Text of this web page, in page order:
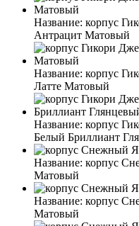
Название: корпус
Антрацит Матовый
Название: корпус
Латте Матовый
Название: корпус
Белый Бриллиант
Название: корпус
Матовый
Название: корпус
Матовый